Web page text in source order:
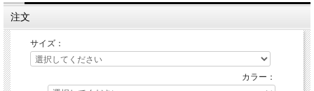
注文
サイズ：
カラー：